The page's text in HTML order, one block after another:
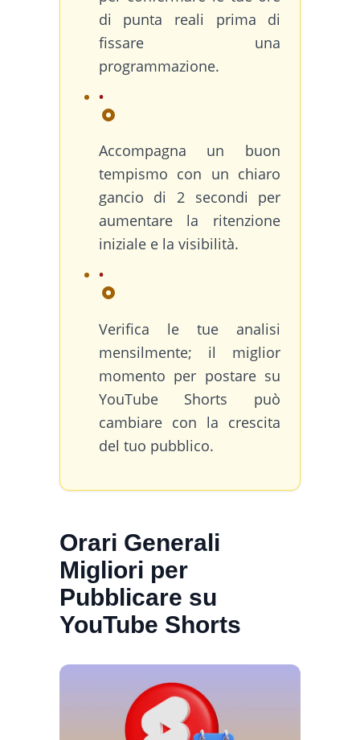
di punta reali prima di
fissare una
programmazione.
Accompagna un buon
tempismo con un chiaro
gancio di 2 secondi per
aumentare la ritenzione
iniziale e la visibilità.
Verifica le tue analisi
mensilmente; il miglior
momento per postare su
YouTube Shorts può
cambiare con la crescita
del tuo pubblico.
Orari Generali
Migliori per
Pubblicare su
YouTube Shorts